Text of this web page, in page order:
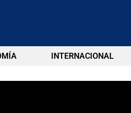
INTERNACIONAL